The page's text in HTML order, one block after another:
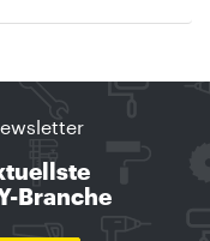
Branche